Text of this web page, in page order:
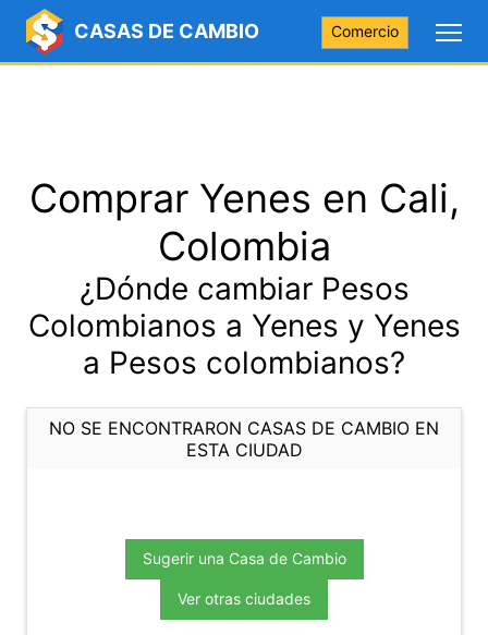
CASAS DE CAMBIO Comercio
Comprar Yenes en Cali,
Colombia
¿Dónde cambiar Pesos
Colombianos a Yenes y Yenes
a Pesos colombianos?
NO SE ENCONTRARON CASAS DE CAMBIO EN
ESTA CIUDAD
Sugerir una Casa de Cambio
Ver otras ciudades